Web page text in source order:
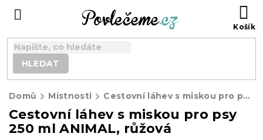
HLEDAT
Domů Místnosti Cestovní láhev s miskou pro psy 250 ml ANIMAL, růžová
Cestovní láhev s miskou pro psy
250 ml ANIMAL, růžová